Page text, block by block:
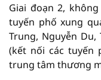
Giai đoạn 2,
tuyến phố xung
Trung, Nguyễn
(kết nối các tuyến
trung tâm thương